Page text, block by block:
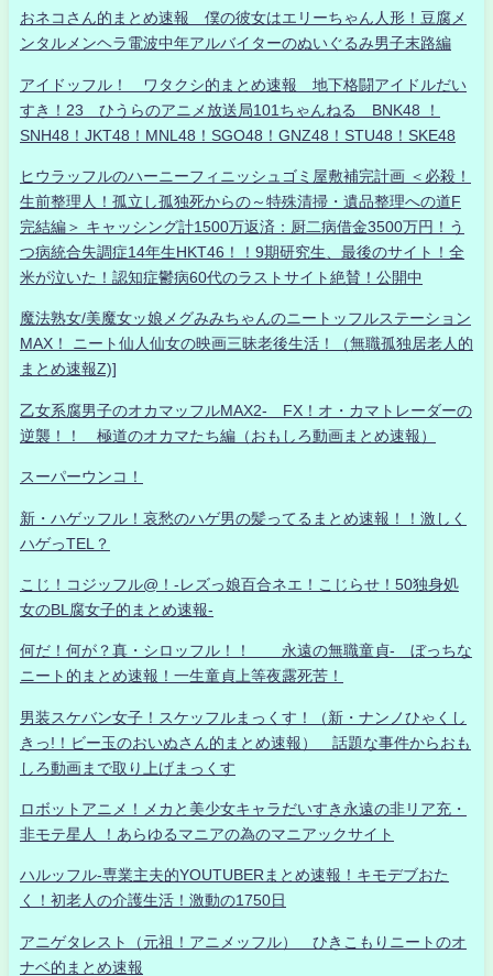
おネコさん的まとめ速報 僕の彼女はエリーちゃん人形！豆腐メ
ンタルメンヘラ電波中年アルバイターのぬいぐるみ男子末路編
アイドッフル！ ワタクシ的まとめ速報 地下格闘アイドルだい
すき！23 ひうらのアニメ放送局101ちゃんねる BNK48 ！
SNH48！JKT48！MNL48！SGO48！GNZ48！STU48！SKE48
ヒウラッフルのハーニーフィニッシュゴミ屋敷補完計画 ＜必殺！
生前整理人！孤立し孤独死からの～特殊清掃・遺品整理への道F
完結編＞ キャッシング計1500万返済：厨二病借金3500万円！う
つ病統合失調症14年生HKT46！！9期研究生、最後のサイト！全
米が泣いた！認知症鬱病60代のラストサイト絶賛！公開中
魔法熟女/美魔女ッ娘メグみみちゃんのニートッフルステーション
MAX！ ニート仙人仙女の映画三昧老後生活！（無職孤独居老人的
まとめ速報Z)]
乙女系腐男子のオカマッフルMAX2- FX！オ・カマトレーダーの
逆襲！！ 極道のオカマたち編（おもしろ動画まとめ速報）
スーパーウンコ！
新・ハゲッフル！哀愁のハゲ男の髪ってるまとめ速報！！激しく
ハゲっTEL？
こじ！コジッフル@！-レズっ娘百合ネエ！こじらせ！50独身処
女のBL腐女子的まとめ速報-
何だ！何が？真・シロッフル！！ 永遠の無職童貞- ぼっちな
ニート的まとめ速報！一生童貞上等夜露死苦！
男装スケバン女子！スケッフルまっくす！（新・ナンノひゃくし
きっ!！ビー玉のおいぬさん的まとめ速報） 話題な事件からおも
しろ動画まで取り上げまっくす
ロボットアニメ！メカと美少女キャラだいすき永遠の非リア充・
非モテ星人 ！あらゆるマニアの為のマニアックサイト
ハルッフル-専業主夫的YOUTUBERまとめ速報！キモデブおた
く！初老人の介護生活！激動の1750日
アニゲタレスト（元祖！アニメッフル） ひきこもりニートのオ
ナベ的まとめ速報